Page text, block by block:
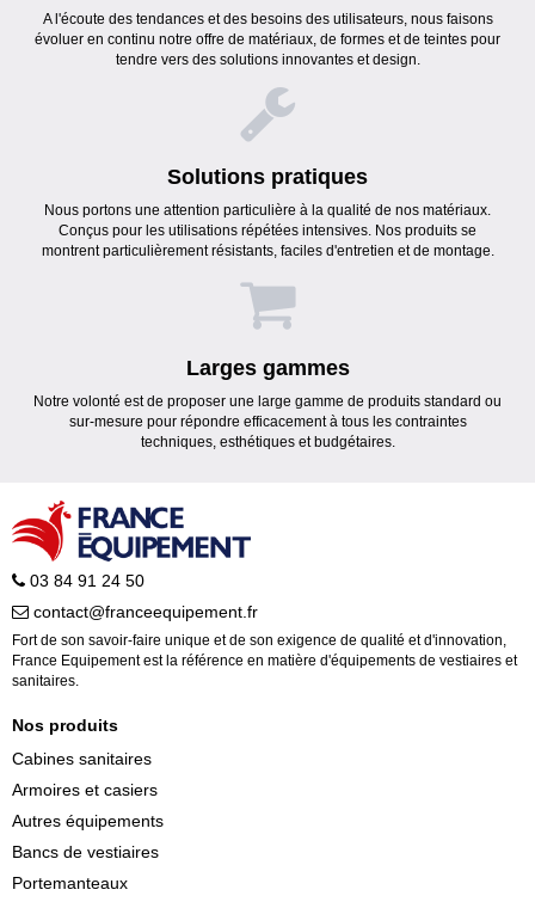
A l'écoute des tendances et des besoins des utilisateurs, nous faisons
évoluer en continu notre offre de matériaux, de formes et de teintes pour
tendre vers des solutions innovantes et design.
Solutions pratiques
Nous portons une attention particulière à la qualité de nos matériaux.
Conçus pour les utilisations répétées intensives. Nos produits se
montrent particulièrement résistants, faciles d'entretien et de montage.
Larges gammes
Notre volonté est de proposer une large gamme de produits standard ou
sur-mesure pour répondre efficacement à tous les contraintes
techniques, esthétiques et budgétaires.
03 84 91 24 50
contact@franceequipement.fr
Fort de son savoir-faire unique et de son exigence de qualité et d'innovation,
France Equipement est la référence en matière d'équipements de vestiaires et
sanitaires.
Nos produits
Cabines sanitaires
Armoires et casiers
Autres équipements
Bancs de vestiaires
Portemanteaux